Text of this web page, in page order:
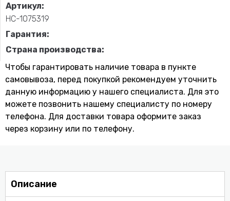
Артикул:
НС-1075319
Гарантия:
Страна производства:
Чтобы гарантировать наличие товара в пункте
самовывоза, перед покупкой рекомендуем уточнить
данную информацию у нашего специалиста. Для это
можете позвонить нашему специaлисту по номеру
телефона. Для доставки товара оформите заказ
через корзину или по телефону.
Описание